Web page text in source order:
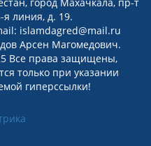
я линия, д. 19.
islamdagred@mail.ru
Арсен Магомедович.
Все права защищены,
только при указании
гиперссылки!